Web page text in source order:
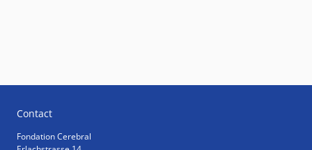
Contact
Fondation Cerebral